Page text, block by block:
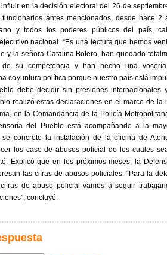
en la decisión electoral del 26 de
antes mencionados, desde hace 2
y todos los poderes públicos del país,
nacional. “Es una lectura que hemos
y la señora Catalina Botero, han quedado
su competencia y han hecho una
coyuntura política porque nuestro país está
debe decidir sin presiones internacionales
realizó estas declaraciones en el marco de la
en la Comandancia de la Policía
del Pueblo está acompañando a la
concrete la instalación de la oficina de
los caso de abusos policial de los cuales
Explicó que en los próximos meses, la
las cifras de abusos policiales. “Para la
de abuso policial vamos a seguir
concluyó.